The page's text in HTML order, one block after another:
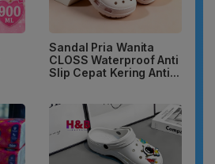
Sandal Pria Wanita
CLOSS Waterproof Anti
Slip Cepat Kering Anti...